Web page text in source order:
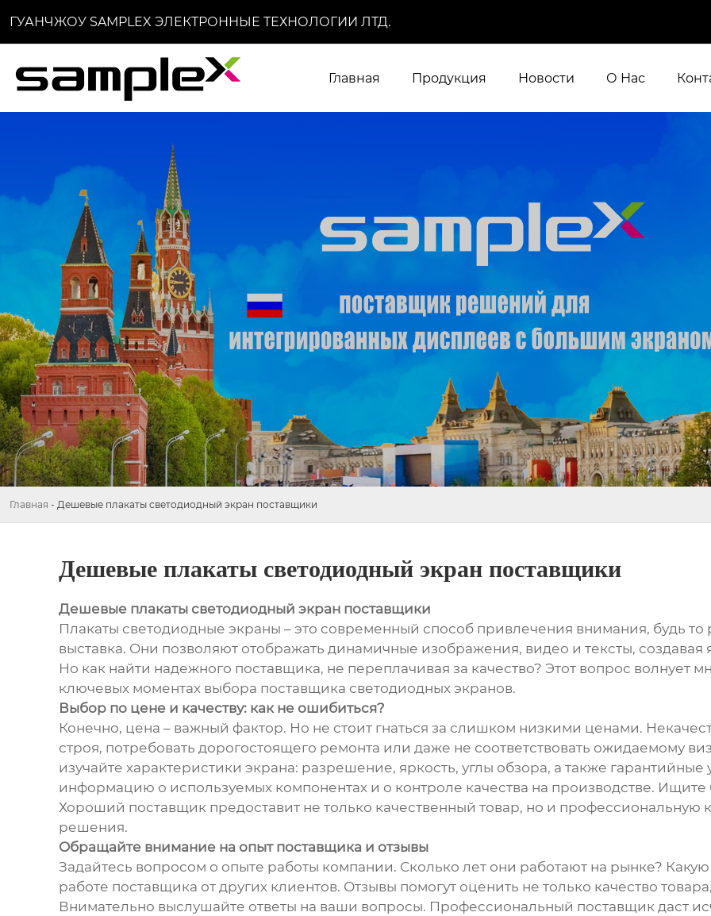
ГУАНЧЖОУ SAMPLEX ЭЛЕКТРОННЫЕ ТЕХНОЛОГИИ ЛТД.
Главная Продукция Новости О Нас
Главная - Дешевые плакаты светодиодный экран поставщики
Дешевые плакаты светодиодный экран поставщики
Дешевые плакаты светодиодный экран поставщики
Плакаты светодиодные экраны – это современный способ привлечения внимания, будь
выставка. Они позволяют отображать динамичные изображения, видео и тексты,
Но как найти надежного поставщика, не переплачивая за качество? Этот вопрос волнует
ключевых моментах выбора поставщика светодиодных экранов.
Выбор по цене и качеству: как не ошибиться?
Конечно, цена – важный фактор. Но не стоит гнаться за слишком низкими ценами.
строя, потребовать дорогостоящего ремонта или даже не соответствовать ожидаемому
изучайте характеристики экрана: разрешение, яркость, углы обзора, а также
информацию о используемых компонентах и о контроле качества на производстве.
Хороший поставщик предоставит не только качественный товар, но и профессиональную
решения.
Обращайте внимание на опыт поставщика и отзывы
Задайтесь вопросом о опыте работы компании. Сколько лет они работают на рынке?
работе поставщика от других клиентов. Отзывы помогут оценить не только качество
Внимательно выслушайте ответы на ваши вопросы. Профессиональный поставщик даст